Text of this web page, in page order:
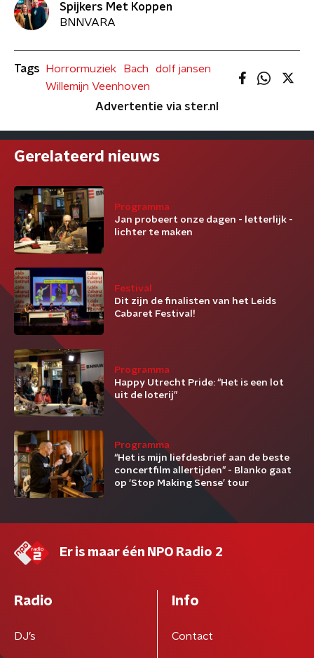
Spijkers Met Koppen
BNNVARA
Tags Horrormuziek Bach
dolf jansen
Willemijn Veenhoven
Advertentie via ster.nl
Gerelateerd nieuws
Programma
Jan probeert onze dagen - letterlijk -
lichter te maken
Festival
Dit zijn de finalisten van het Leids
Cabaret Festival!
Programma
Happy Utrecht Pride: “Het is een lot
uit de loterij”
Programma
“Het is mijn liefdesbrief aan de beste
concertfilm allertijden” - Blanko gaat
op ‘Stop Making Sense’ tour
Er is maar één NPO Radio 2
Radio
DJ’s
Info
Contact